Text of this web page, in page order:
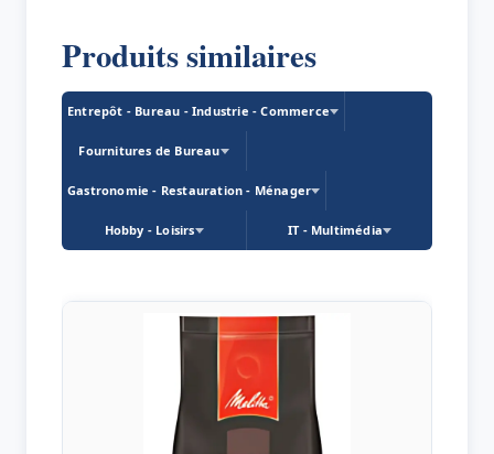
Produits similaires
Entrepôt - Bureau - Industrie - Commerce
Fournitures de Bureau
Gastronomie - Restauration - Ménager
Hobby - Loisirs IT - Multimédia